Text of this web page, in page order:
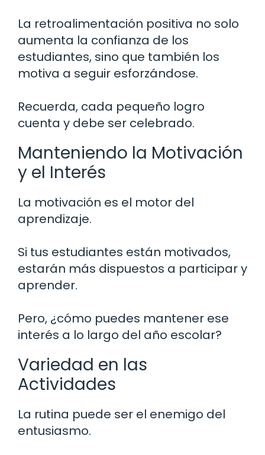
La retroalimentación positiva no solo
aumenta la confianza de los
estudiantes, sino que también los
motiva a seguir esforzándose.
Recuerda, cada pequeño logro
cuenta y debe ser celebrado.
Manteniendo la Motivación
y el Interés
La motivación es el motor del
aprendizaje.
Si tus estudiantes están motivados,
estarán más dispuestos a participar y
aprender.
Pero, ¿cómo puedes mantener ese
interés a lo largo del año escolar?
Variedad en las
Actividades
La rutina puede ser el enemigo del
entusiasmo.